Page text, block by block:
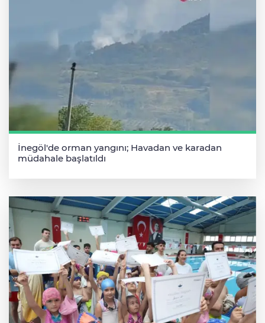
İnegöl'de orman yangını; Havadan ve karadan
müdahale başlatıldı